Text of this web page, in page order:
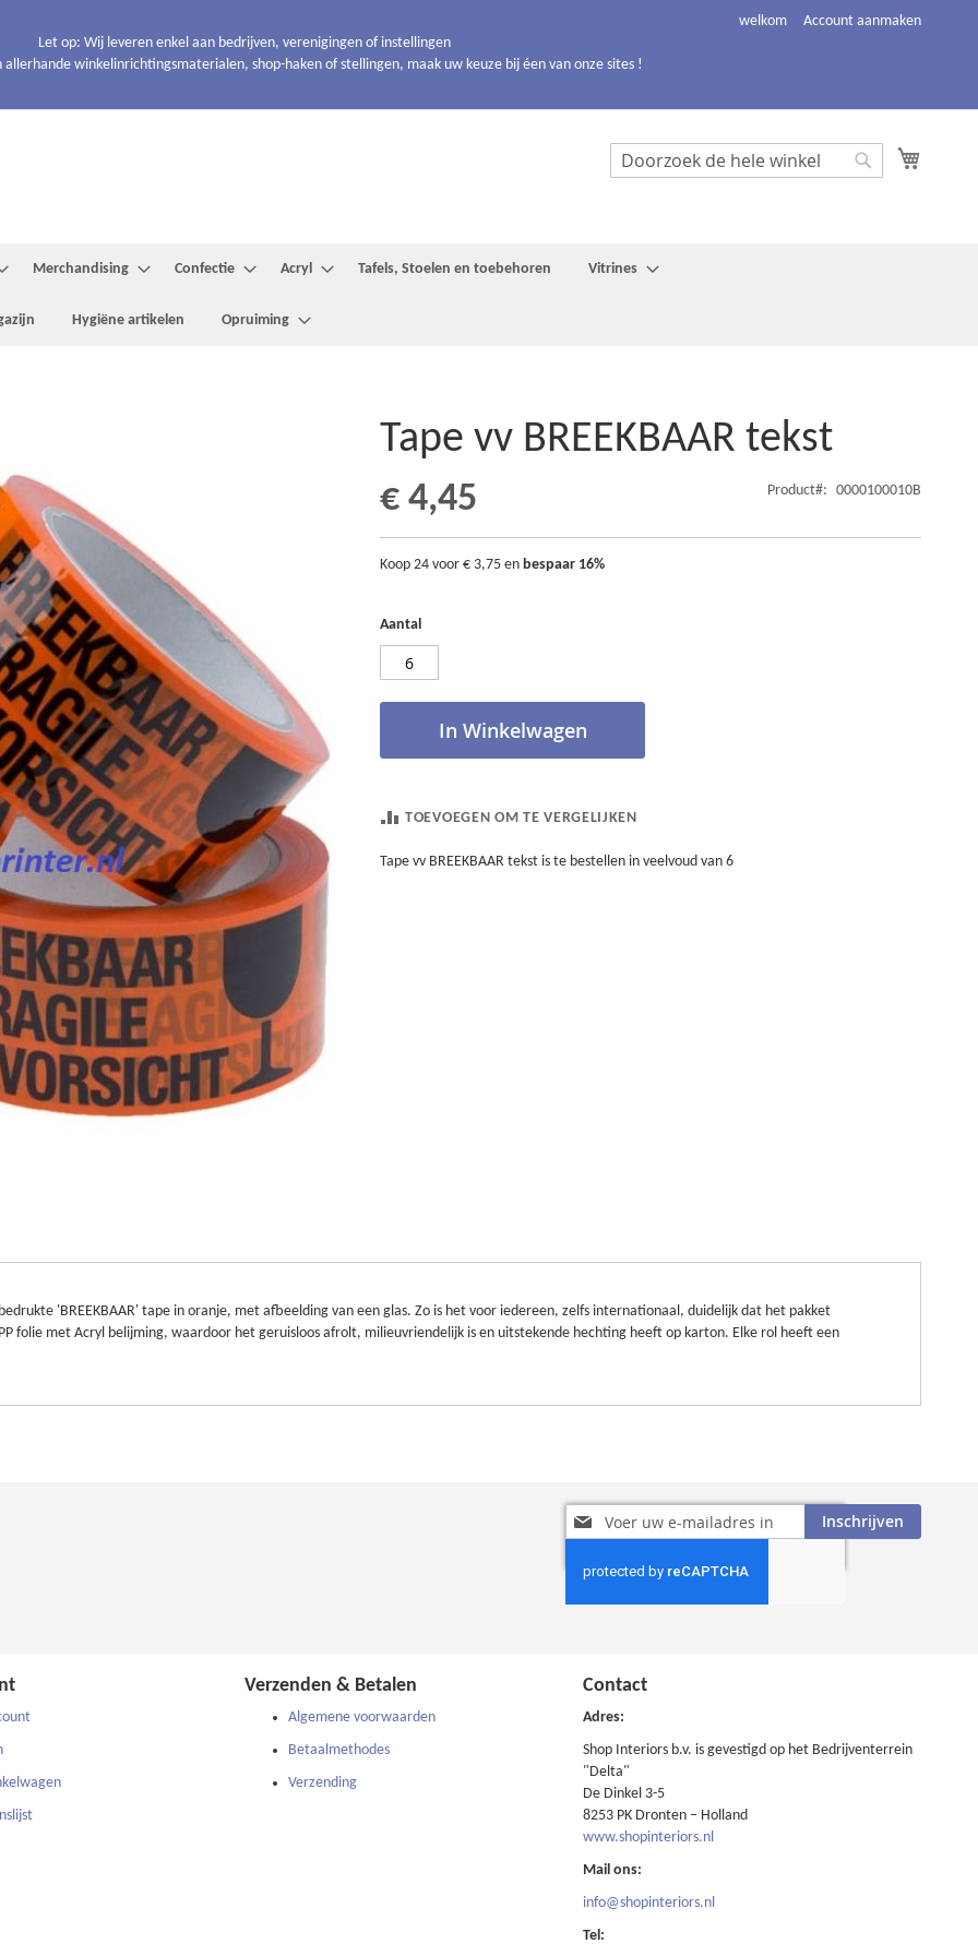
welkom
Account aanmaken
Let op: Wij leveren enkel aan bedrijven, verenigingen of instellingen
allerhande winkelinrichtingsmaterialen, shop-haken of stellingen, maak uw keuze bij éen van onze sites !
Search
Merchandising Confectie Acryl Tafels, Stoelen en toebehoren Vitrines
Hygiëne artikelen Opruiming
Tape vv BREEKBAAR tekst
€ 4,45 Product 0000100010B
Koop 24 voor € 3,75 en bespaar 16%
Aantal
In Winkelwagen
TOEVOEGEN OM TE VERGELIJKEN
Tape vv BREEKBAAR tekst is te bestellen in veelvoud van 6
'BREEKBAAR' tape in oranje, met afbeelding van een glas. Zo is het voor iedereen, zelfs internationaal, duidelijk dat het pakket
folie met Acryl belijming, waardoor het geruisloos afrolt, milieuvriendelijk is en uitstekende hechting heeft op karton. Elke rol heeft een
Abonneer
u
onze
nieuwsbrief
Inschrijven
Verzenden & Betalen
Algemene voorwaarden
Betaalmethodes
Verzending
Contact
Adres:
Shop Interiors b.v. is gevestigd op het Bedrijventerrein
"Delta"
De Dinkel 3-5
8253 PK Dronten – Holland
www.shopinteriors.nl
Mail ons:
info@shopinteriors.nl
Tel: